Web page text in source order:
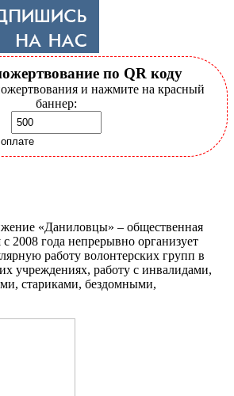
по QR коду
и нажмите на красный
баннер:
«Даниловцы» – общественная
с 2008 года непрерывно организует
работу волонтерских групп в
учреждениях, работу с инвалидами,
стариками, бездомными,